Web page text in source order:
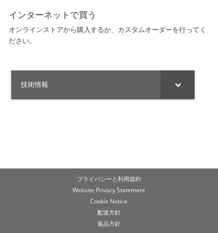
インターネットで買う
オンラインストアから購入するか、カスタムオーダーを行ってく
ださい。
技術情報
プライバシーと利用規約
Website Privacy Statement
Cookie Notice
配送方針
返品方針